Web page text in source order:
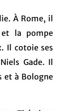
À Rome, il
la pompe
Il cotoie ses
Gade. Il
et à Bologne